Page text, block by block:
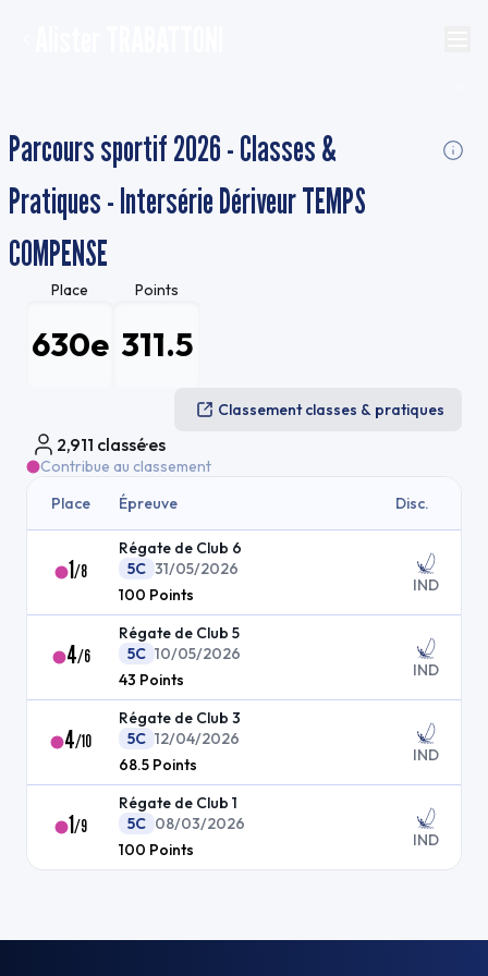
Parcours sportif 2026 - Classes &
Pratiques - Intersérie Dériveur TEMPS
COMPENSE
Place
630e
Points
311.5
Classement classes & pratiques
2,911 classé·es
Contribue au classement
Place
Épreuve Disc.
1/8
Régate de Club 6
5C 31/05/2026
100 Points IND
4/6
Régate de Club 5
5C 10/05/2026
43 Points IND
4/10
Régate de Club 3
5C 12/04/2026
68.5 Points IND
1/9
Régate de Club 1
5C 08/03/2026
100 Points IND